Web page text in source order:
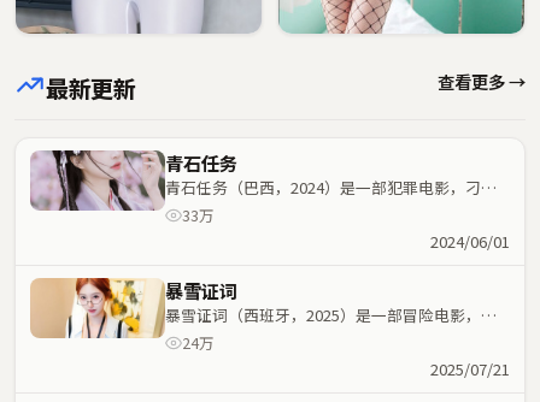
最新更新 查看更多 →
青石任务
青石任务（巴西，2024）是一部犯罪电影，刁亦
男执导，王一博、梁家辉等主演；犯罪元素与人物
33万
2024/06/01
暴雪证词
暴雪证词（西班牙，2025）是一部冒险电影，北
野武执导，杨紫、张国荣等主演；冒险元素与人物
24万
2025/07/21